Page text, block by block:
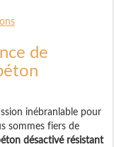
de
inébranlable pour
sommes fiers de
désactivé résistant